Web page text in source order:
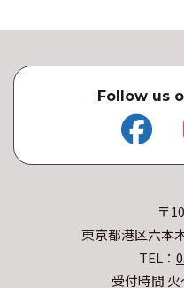
Follow us
〒
東京都港区六
TEL：
受付時間 火